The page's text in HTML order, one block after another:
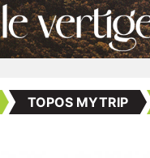
TOPOS MYTRIP